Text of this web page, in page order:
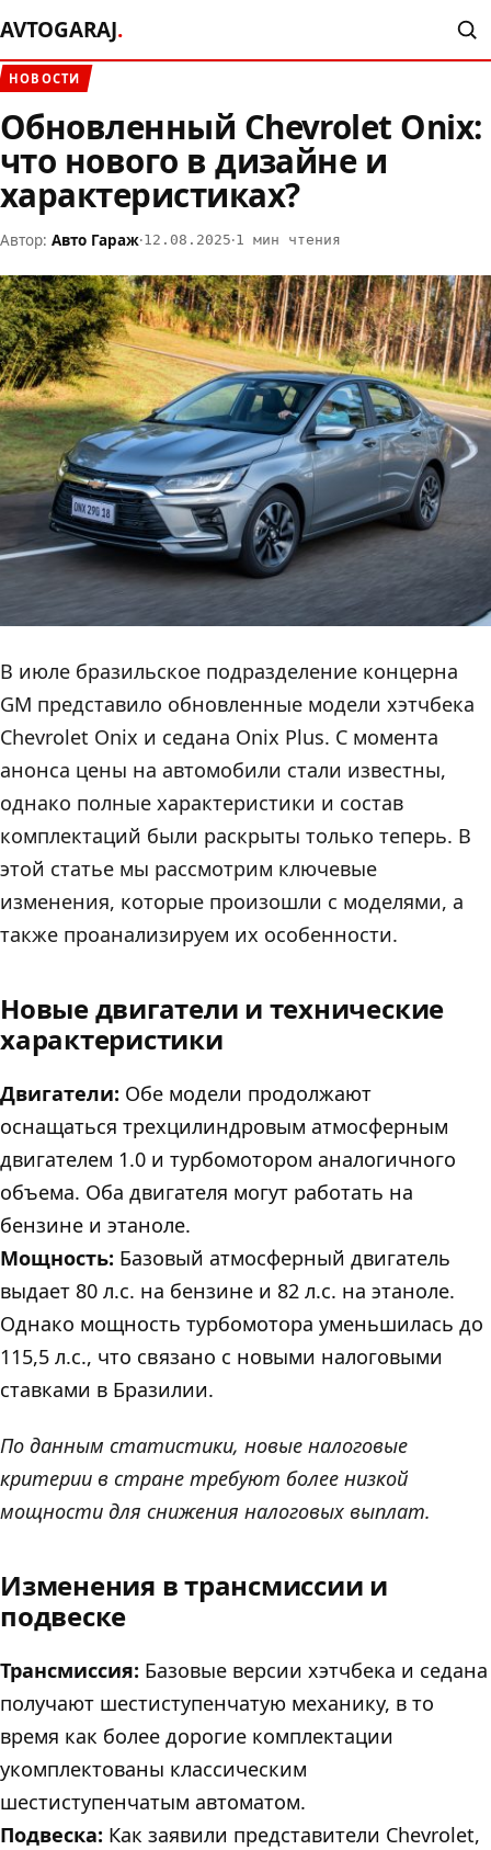
AVTOGARAJ.
НОВОСТИ
Обновленный Chevrolet Onix:
что нового в дизайне и
характеристиках?
Автор: Авто Гараж·12.08.2025·1 мин чтения
В июле бразильское подразделение концерна
GM представило обновленные модели хэтчбека
Chevrolet Onix и седана Onix Plus. С момента
анонса цены на автомобили стали известны,
однако полные характеристики и состав
комплектаций были раскрыты только теперь. В
этой статье мы рассмотрим ключевые
изменения, которые произошли с моделями, а
также проанализируем их особенности.
Новые двигатели и технические
характеристики
Двигатели: Обе модели продолжают
оснащаться трехцилиндровым атмосферным
двигателем 1.0 и турбомотором аналогичного
объема. Оба двигателя могут работать на
бензине и этаноле.
Мощность: Базовый атмосферный двигатель
выдает 80 л.с. на бензине и 82 л.с. на этаноле.
Однако мощность турбомотора уменьшилась до
115,5 л.с., что связано с новыми налоговыми
ставками в Бразилии.
По данным статистики, новые налоговые
критерии в стране требуют более низкой
мощности для снижения налоговых выплат.
Изменения в трансмиссии и
подвеске
Трансмиссия: Базовые версии хэтчбека и седана
получают шестиступенчатую механику, в то
время как более дорогие комплектации
укомплектованы классическим
шестиступенчатым автоматом.
Подвеска: Как заявили представители Chevrolet,